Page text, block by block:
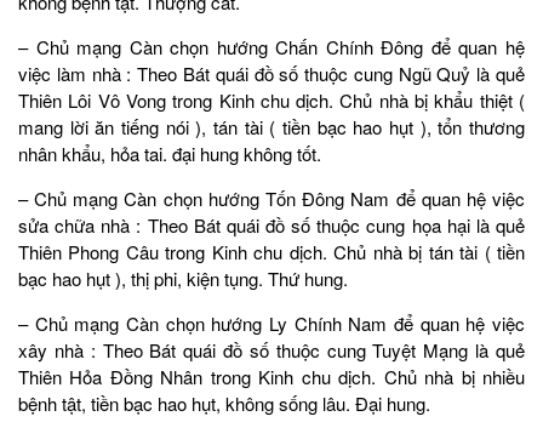
– Chủ mạng Càn chọn hướng Chấn Chính Đông để quan hệ
việc làm nhà : Theo Bát quái đồ số thuộc cung Ngũ Quỷ là quẻ
Thiên Lôi Vô Vong trong Kinh chu dịch. Chủ nhà bị khẩu thiệt (
mang lời ăn tiếng nói ), tán tài ( tiền bạc hao hụt ), tổn thương
nhân khẩu, hỏa tai. đại hung không tốt.
– Chủ mạng Càn chọn hướng Tốn Đông Nam để quan hệ việc
sửa chữa nhà : Theo Bát quái đồ số thuộc cung họa hại là quẻ
Thiên Phong Câu trong Kinh chu dịch. Chủ nhà bị tán tài ( tiền
bạc hao hụt ), thị phi, kiện tụng. Thứ hung.
– Chủ mạng Càn chọn hướng Ly Chính Nam để quan hệ việc
xây nhà : Theo Bát quái đồ số thuộc cung Tuyệt Mạng là quẻ
Thiên Hỏa Đồng Nhân trong Kinh chu dịch. Chủ nhà bị nhiều
bệnh tật, tiền bạc hao hụt, không sống lâu. Đại hung.